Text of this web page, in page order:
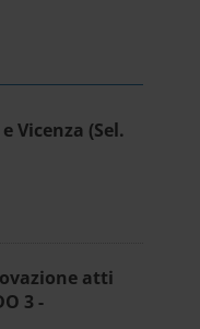
Vicenza (Sel.
atti
3 -